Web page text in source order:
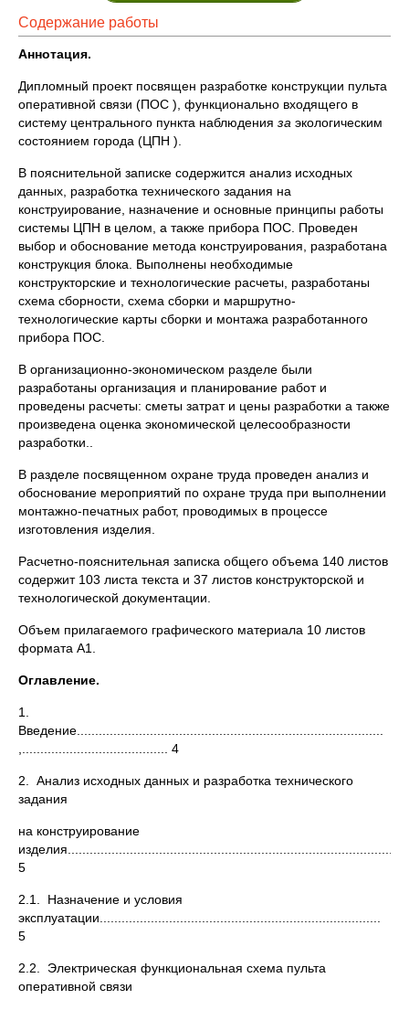
Содержание работы
Аннотация.
Дипломный проект посвящен разработке конструкции пульта
оперативной связи (ПОС ), функционально входящего в
систему центрального пункта наблюдения за экологическим
состоянием города (ЦПН ).
В пояснительной записке содержится анализ исходных
данных, разработка технического задания на
конструирование, назначение и основные принципы работы
системы ЦПН в целом, а также прибора ПОС. Проведен
выбор и обоснование метода конструирования, разработана
конструкция блока. Выполнены необходимые
конструкторские и технологические расчеты, разработаны
схема сборности, схема сборки и маршрутно-
технологические карты сборки и монтажа разработанного
прибора ПОС.
В организационно-экономическом разделе были
разработаны организация и планирование работ и
проведены расчеты: сметы затрат и цены разработки а также
произведена оценка экономической целесообразности
разработки..
В разделе посвященном охране труда проведен анализ и
обоснование мероприятий по охране труда при выполнении
монтажно-печатных работ, проводимых в процессе
изготовления изделия.
Расчетно-пояснительная записка общего объема 140 листов
содержит 103 листа текста и 37 листов конструкторской и
технологической документации.
Объем прилагаемого графического материала 10 листов
формата А1.
Оглавление.
1.
Введение....................................................................................
,........................................ 4
2. Анализ исходных данных и разработка технического
задания
на конструирование
изделия..........................................................................................
5
2.1. Назначение и условия
эксплуатации.............................................................................
5
2.2. Электрическая функциональная схема пульта
оперативной связи